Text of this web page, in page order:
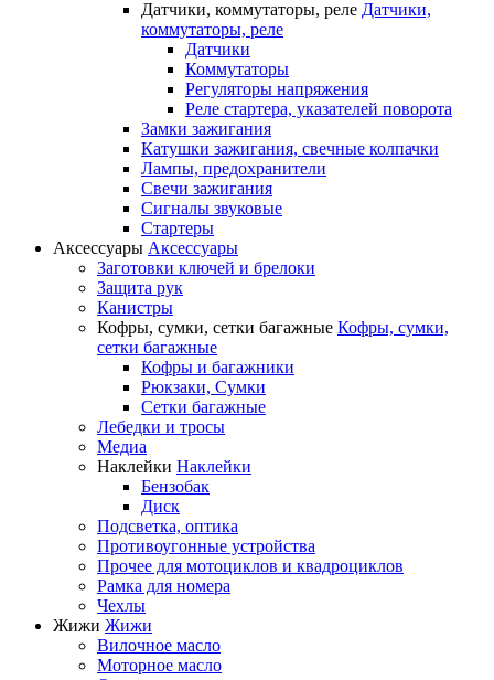
Датчики, коммутаторы, реле Датчики,
коммутаторы, реле
Датчики
Коммутаторы
Регуляторы напряжения
Реле стартера, указателей поворота
Замки зажигания
Катушки зажигания, свечные колпачки
Лампы, предохранители
Свечи зажигания
Сигналы звуковые
Стартеры
Аксессуары Аксессуары
Заготовки ключей и брелоки
Защита рук
Канистры
Кофры, сумки, сетки багажные Кофры, сумки,
сетки багажные
Кофры и багажники
Рюкзаки, Сумки
Сетки багажные
Лебедки и тросы
Медиа
Наклейки Наклейки
Бензобак
Диск
Подсветка, оптика
Противоугонные устройства
Прочее для мотоциклов и квадроциклов
Рамка для номера
Чехлы
Жижи Жижи
Вилочное масло
Моторное масло